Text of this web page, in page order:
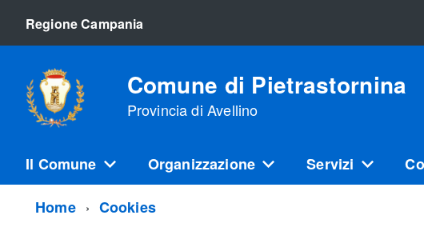
Regione Campania
Comune di Pietrastornina
Provincia di Avellino
Il Comune Organizzazione Servizi
Home Cookies